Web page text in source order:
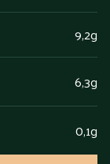
9,2g
6,3g
0,1g